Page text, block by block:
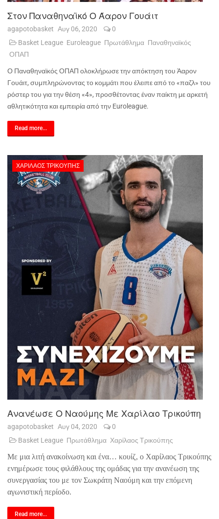
Στον Παναθηναϊκό Ο Άαρον Γουάιτ
agapotobasket Αυγ 06, 2020
0
Basket League Euroleague Πρωτάθλημα Παναθηναϊκός
ΟΠΑΠ
Ο Παναθηναϊκός ΟΠΑΠ ολοκλήρωσε την απόκτηση του Άαρον
Γουάιτ, συμπληρώνοντας το κομμάτι που έλειπε από το «παζλ» του
ρόστερ του για την θέση «4», προσθέτοντας έναν παίκτη με αρκετή
αθλητικότητα και εμπειρία από την Euroleague.
Read more...
ΧΑΡΊΛΑΟΣ ΤΡΙΚΟΎΠΗΣ
Ανανέωσε Ο Ναούμης Με Χαρίλαο Τρικούπη
agapotobasket Αυγ 04, 2020
0
Basket League Πρωτάθλημα Χαρίλαος Τρικούπης
Με μια λιτή ανακοίνωση και ένα… κουίζ, ο Χαρίλαος Τρικούπης
ενημέρωσε τους φιλάθλους της ομάδας για την ανανέωση της
συνεργασίας του με τον Σωκράτη Ναούμη και την επόμενη
αγωνιστική περίοδο.
Read more...